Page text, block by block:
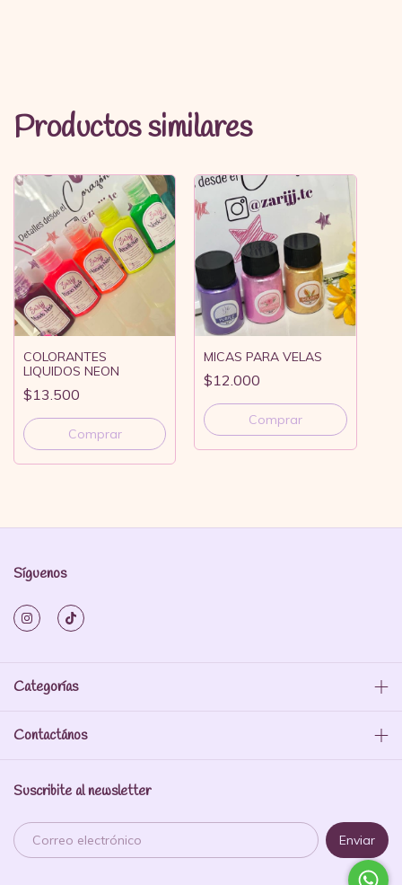
Productos similares
COLORANTES
LIQUIDOS NEON
$13.500
Comprar
MICAS PARA VELAS
$12.000
Comprar
Síguenos
Categorías
Contactános
Suscribite al newsletter